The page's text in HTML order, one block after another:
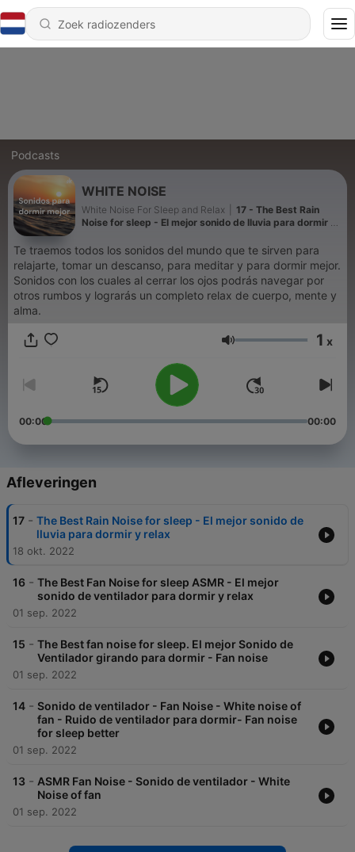
Podcasts
WHITE NOISE
White Noise For Sleep and Relax
17 - The Best Rain
Noise for sleep - El mejor sonido de lluvia para dormir y
Te traemos todos los sonidos del mundo que te sirven para
relajarte, tomar un descanso, para meditar y para dormir mejor.
Sonidos con los cuales al cerrar los ojos podrás navegar por
otros rumbos y lograrás un completo relax de cuerpo, mente y
alma.
Volume 1 x
00:00 00:00
Afleveringen
17 - The Best Rain Noise for sleep - El mejor sonido de
lluvia para dormir y relax
18 okt. 2022
16 - The Best Fan Noise for sleep ASMR - El mejor
sonido de ventilador para dormir y relax
01 sep. 2022
15 - The Best fan noise for sleep. El mejor Sonido de
Ventilador girando para dormir - Fan noise
01 sep. 2022
14 - Sonido de ventilador - Fan Noise - White noise of
fan - Ruido de ventilador para dormir- Fan noise
for sleep better
01 sep. 2022
13 - ASMR Fan Noise - Sonido de ventilador - White
Noise of fan
01 sep. 2022